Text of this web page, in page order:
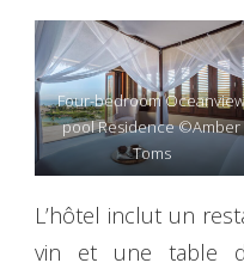
Four-bedroom Oceanview
pool Residence ©Amber
Toms
L’hôtel inclut un
vin et une table